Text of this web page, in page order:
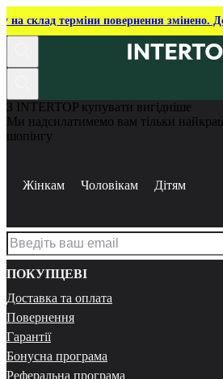
на склад терміни повернення змінено.
З INTERTOP купувати вигідніше
Ми надсилатимемо вам тільки
шопінгу
Жінкам Чоловікам Дітям
ПОКУПЦЕВІ
Доставка та оплата
Повернення
Гарантії
Бонусна програма
Реферальна програма